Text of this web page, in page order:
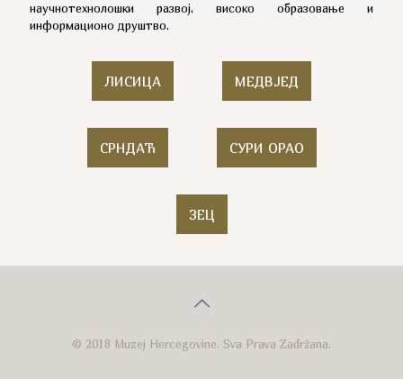
научнотехнолошки развој, високо образовање и
информационо друштво.
ЛИСИЦА МЕДВЈЕД
СРНДАЋ СУРИ ОРАО
ЗЕЦ
© 2018 Muzej Hercegovine. Sva Prava Zadržana.